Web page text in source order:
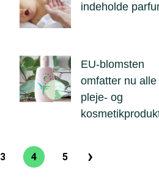
indeholde
EU-blomsten
omfatter nu alle
pleje- og
Sideinddeling
Side
3
Nuværende
4
Side
5 ›